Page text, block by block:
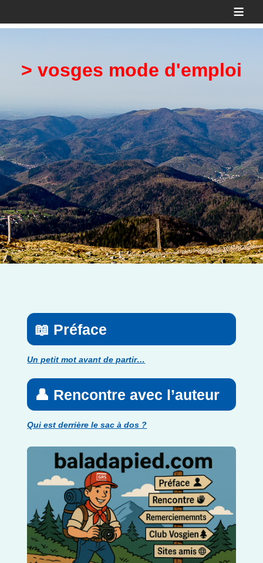
≡
> vosges mode d'emploi
📖 Préface
Un petit mot avant de partir…
👤 Rencontre avec l’auteur
Qui est derrière le sac à dos ?